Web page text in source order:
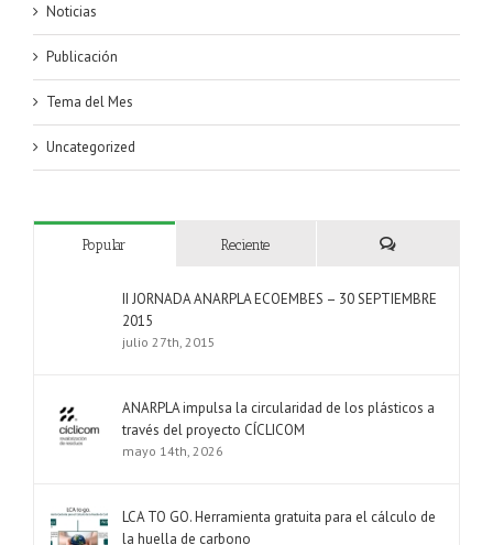
Noticias
Publicación
Tema del Mes
Uncategorized
Popular Reciente
II JORNADA ANARPLA ECOEMBES – 30 SEPTIEMBRE
2015
julio 27th, 2015
ANARPLA impulsa la circularidad de los plásticos a
través del proyecto CÍCLICOM
mayo 14th, 2026
LCA TO GO. Herramienta gratuita para el cálculo de
la huella de carbono